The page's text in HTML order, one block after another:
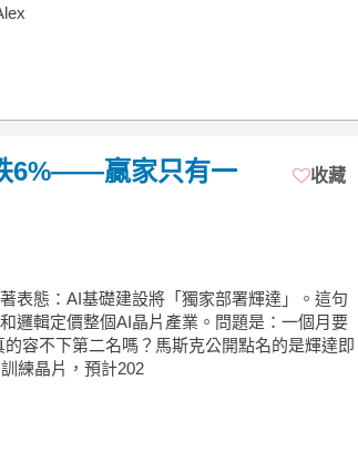
6%——贏家只有一
收藏
表態：AI基礎建設將「獨家部署輝達」。這句
邏輯定價整個AI晶片產業。問題是：一個月要
容不下第二名嗎？馬斯克公開點名的是輝達即
練晶片，預計202